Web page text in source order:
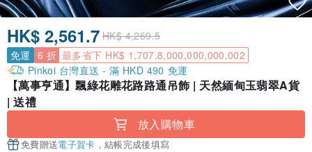
HK$ 2,561.7 HK$ 4,269.5
免運 6 折 最多省下 HK$ 1,707.8,000,000,000,002
Pinkoi 台灣直送 - 滿 HKD 490 免運
【萬事亨通】飄綠花雕花路路通吊飾 | 天然緬甸玉翡翠A貨
| 送禮
放入購物車
免費贈送電子賀卡 ，結帳完成後填寫